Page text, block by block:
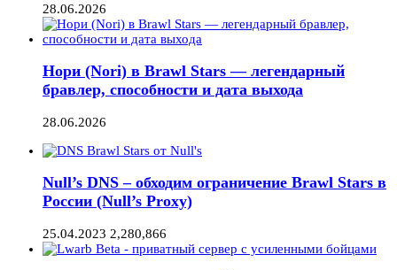
28.06.2026
Нори (Nori) в Brawl Stars — легендарный
бравлер, способности и дата выхода
28.06.2026
Null’s DNS – обходим ограничение Brawl Stars в
России (Null’s Proxy)
25.04.2023 2,280,866